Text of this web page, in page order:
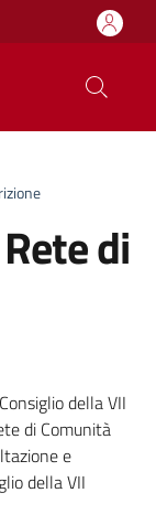
di
della VII
di Comunità
e
della VII